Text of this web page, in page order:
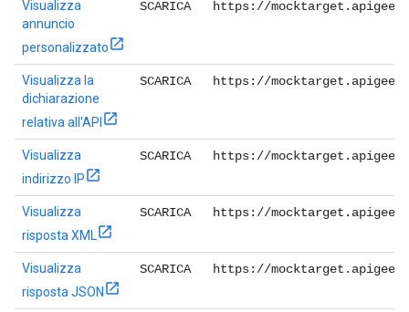
Visualizza
annuncio
personalizzato
SCARICA https://
Visualizza la
dichiarazione
relativa all'API
SCARICA https://
Visualizza
indirizzo IP
SCARICA https://
Visualizza
risposta XML
SCARICA https://
Visualizza
risposta JSON
SCARICA https://